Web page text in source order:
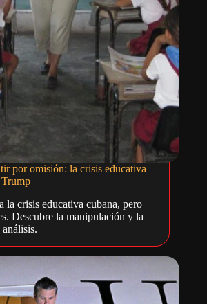
por omisión: la crisis educativa
la crisis educativa cubana, pero
Descubre la manipulación y la